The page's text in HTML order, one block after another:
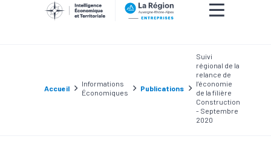
Accueil
Informations
Économiques
Publications
Suivi
régional de la
relance de
l’économie
de la filière
Construction
- Septembre
2020